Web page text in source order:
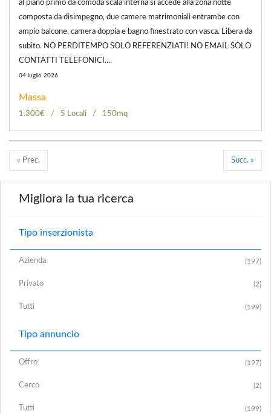
al piano primo da comoda scala interna si accede alla zona notte
composta da disimpegno, due camere matrimoniali entrambe con
ampio balcone, camera doppia e bagno finestrato con vasca. Libera da
subito. NO PERDITEMPO SOLO REFERENZIATI! NO EMAIL SOLO
CONTATTI TELEFONICI....
04 luglio 2026
Massa
1.300€ 5 Locali 150mq
« Prec. Succ. »
Migliora la tua ricerca
Tipo inserzionista
Azienda (197)
Privato (2)
Tutti (199)
Tipo annuncio
Offro (197)
Cerco (2)
Tutti (199)